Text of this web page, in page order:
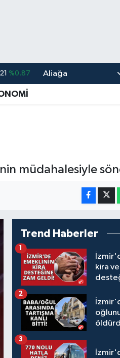
%0.18
%0.32
Aliağa
müdahalesiyle
Trend Haberler
kira
1
2
3